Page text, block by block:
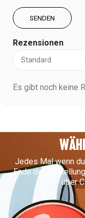
Rezensionen
Es gibt noch keine
Jedes Mal wenn
Ende der
über